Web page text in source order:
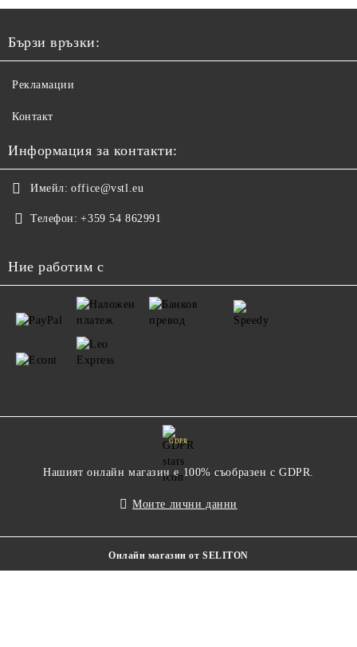
Бързи връзки:
Рекламации
Контакт
Информация за контакти:
Имейл: office@vstl.eu
Телефон: +359 54 862991
Ние работим с
GDPR
Нашият онлайн магазин е 100% съобразен с GDPR.
Моите лични данни
Онлайн магазин от SELITON